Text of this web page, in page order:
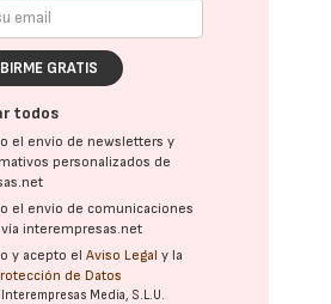
GRATIS
todos
el envío de newsletters y
personalizados de
el envío de comunicaciones
interempresas.net
y acepto elAviso Legal y la
de Datos
Interempresas Media, S.L.U.